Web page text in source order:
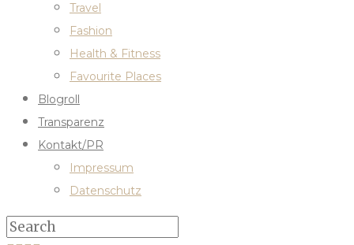
Travel
Fashion
Health & Fitness
Favourite Places
Blogroll
Transparenz
Kontakt/PR
Impressum
Datenschutz